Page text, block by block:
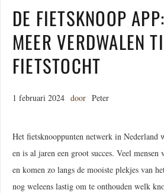
DE FIETSKNOOP
MEER VERDWALEN
FIETSTOCHT
1 februari 2024 door Peter
Het fietsknooppunten netwerk in Nederland
en is al jaren een groot succes. Veel mensen
en komen zo langs de mooiste plekjes van
nog weleens lastig om te onthouden welk